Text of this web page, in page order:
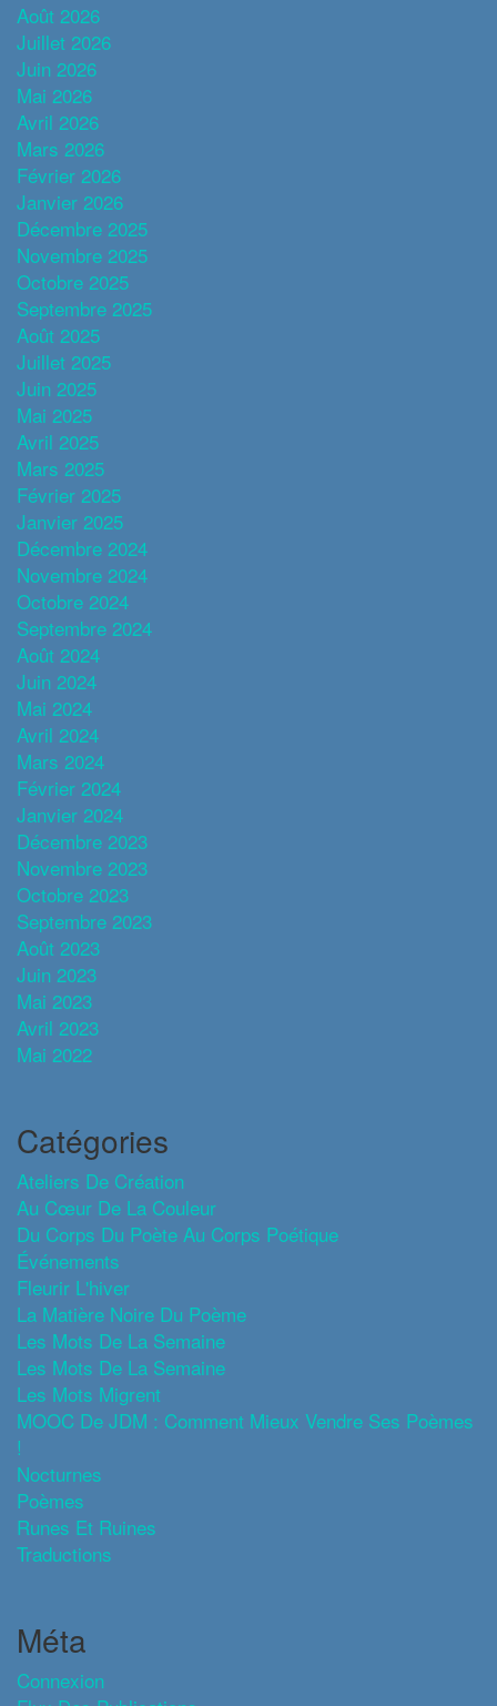
Août 2026
Juillet 2026
Juin 2026
Mai 2026
Avril 2026
Mars 2026
Février 2026
Janvier 2026
Décembre 2025
Novembre 2025
Octobre 2025
Septembre 2025
Août 2025
Juillet 2025
Juin 2025
Mai 2025
Avril 2025
Mars 2025
Février 2025
Janvier 2025
Décembre 2024
Novembre 2024
Octobre 2024
Septembre 2024
Août 2024
Juin 2024
Mai 2024
Avril 2024
Mars 2024
Février 2024
Janvier 2024
Décembre 2023
Novembre 2023
Octobre 2023
Septembre 2023
Août 2023
Juin 2023
Mai 2023
Avril 2023
Mai 2022
Catégories
Ateliers De Création
Au Cœur De La Couleur
Du Corps Du Poète Au Corps Poétique
Événements
Fleurir L'hiver
La Matière Noire Du Poème
Les Mots De La Semaine
Les Mots De La Semaine
Les Mots Migrent
MOOC De JDM : Comment Mieux Vendre Ses Poèmes
!
Nocturnes
Poèmes
Runes Et Ruines
Traductions
Méta
Connexion